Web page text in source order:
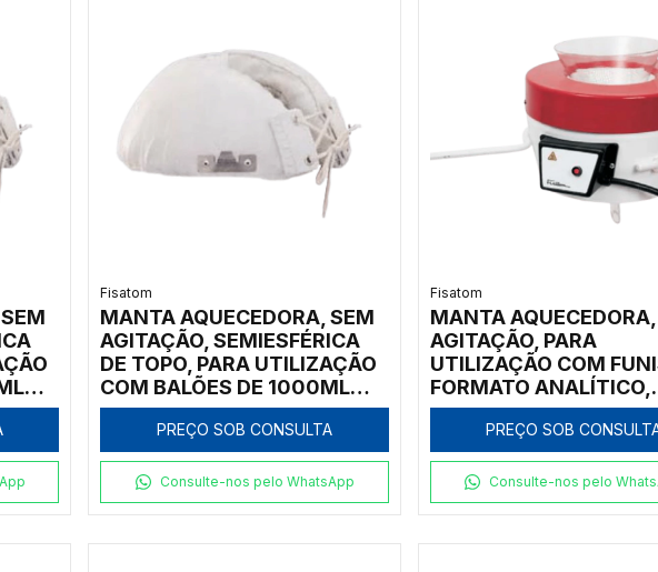
COM
DE
Fisatom
MANTA AQUECEDORA, SEM
AGITAÇÃO, SEMIESFÉRICA
DE TOPO, PARA UTILIZAÇÃO
COM BALÕES DE 1000ML
COM ATÉ 3 GARGALOS, COM
REGULADOR ANALÓGICO DE
POTÊNCIA ATÉ 300ºC,
CLASSE 300, 110V - MODELO
001081-IC
PREÇO SOB CONSULTA
Consulte-nos pelo WhatsApp
Fisatom
MANTA
AGITAÇÃO, PARA
UTILIZAÇÃO COM
FORMATO ANALÍTICO,
ÂNGULO DE 60º, COM
DIÂMETRO SUPERIOR
MEDINDO DE 14CM A
COM REGULADOR DE
POTÊNCIA
MODELO 0102F2-IC
PREÇO SOB
Consulte-nos pelo